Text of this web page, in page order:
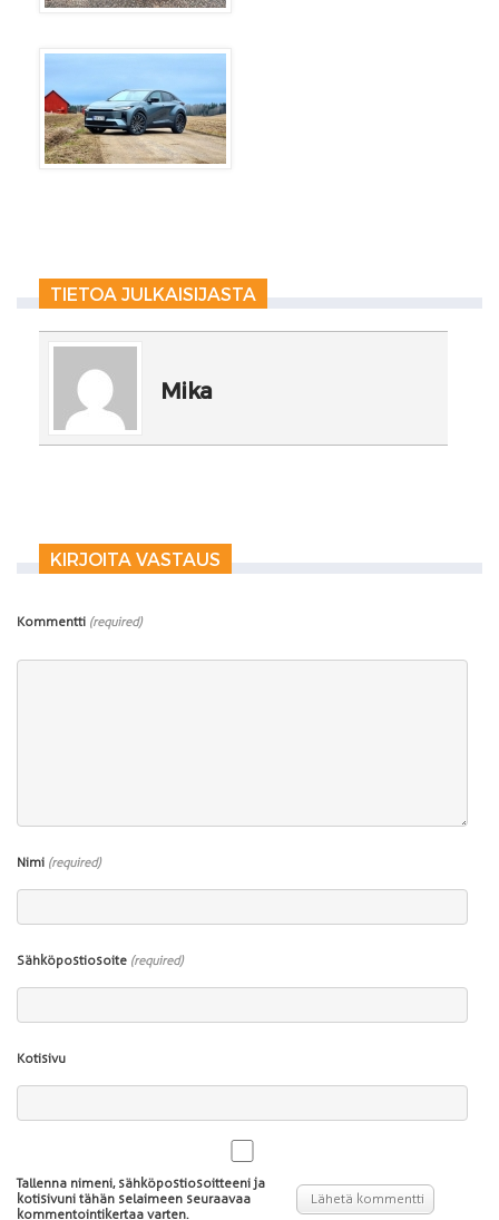
TIETOA JULKAISIJASTA
Mika
KIRJOITA VASTAUS
Kommentti (required)
Nimi (required)
Sähköpostiosoite (required)
Kotisivu
Tallenna nimeni, sähköpostiosoitteeni ja
kotisivuni tähän selaimeen seuraavaa
kommentointikertaa varten.